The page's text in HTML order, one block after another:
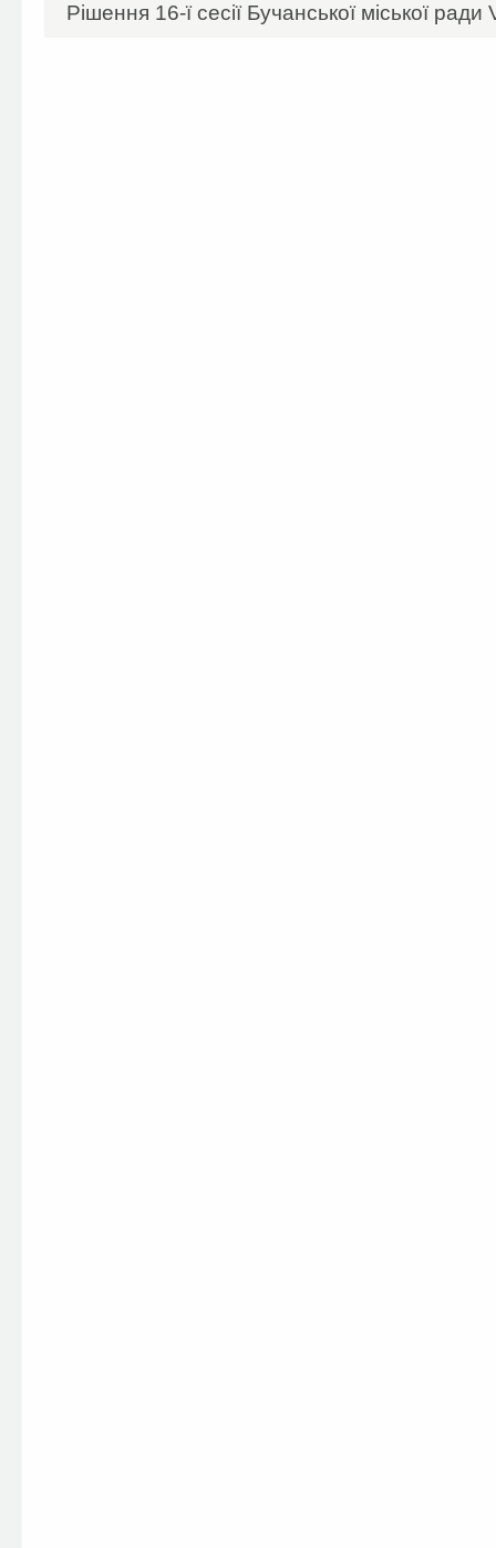
Рішення 16-ї сесії Бучанської міської ради